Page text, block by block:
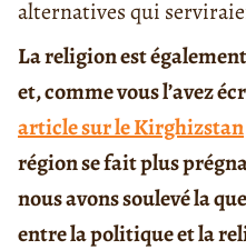
alternatives qui
La religion est
et, comme vous l’avez
article sur le Kirghizstan
région se fait plus
nous avons soulevé la
entre la politique et la